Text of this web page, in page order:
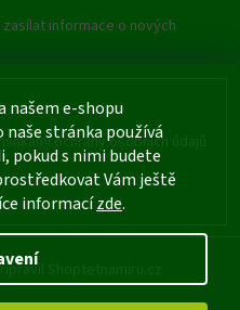
našem e-shopu
stránka používá
pokud s nimi budete
Vám ještě
informacízde.
informace o nových
ochrany osobních údajů
Shoptetnamiru.cz